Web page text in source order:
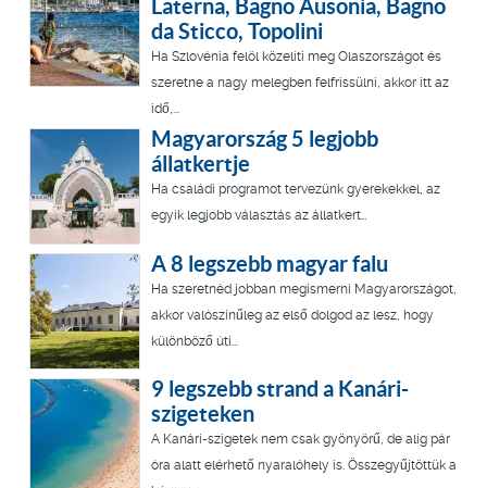
Laterna, Bagno Ausonia, Bagno
da Sticco, Topolini
Ha Szlovénia felöl közelíti meg Olaszországot és
szeretne a nagy melegben felfrissülni, akkor itt az
idő,...
Magyarország 5 legjobb
állatkertje
Ha családi programot tervezünk gyerekekkel, az
egyik legjobb választás az állatkert…
A 8 legszebb magyar falu
Ha szeretnéd jobban megismerni Magyarországot,
akkor valószínűleg az első dolgod az lesz, hogy
különböző úti...
9 legszebb strand a Kanári-
szigeteken
A Kanári-szigetek nem csak gyönyörű, de alig pár
óra alatt elérhető nyaralóhely is. Összegyűjtöttük a